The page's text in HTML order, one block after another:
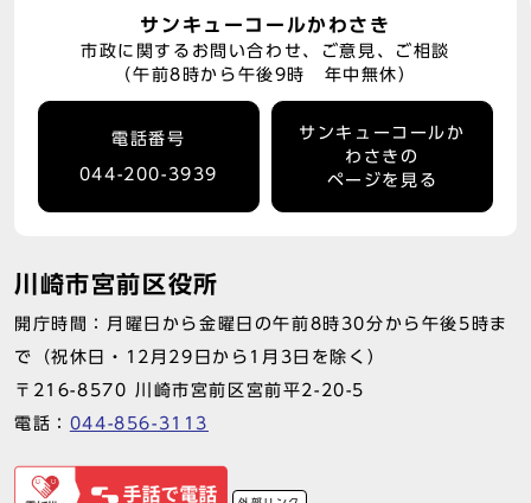
サンキューコールかわさき
市政に関するお問い合わせ、ご意見、ご相談
（午前8時から午後9時 年中無休）
電話番号
044-200-3939
サンキューコールか
わさきの
ページを見る
川崎市宮前区役所
開庁時間：月曜日から金曜日の午前8時30分から午後5時ま
で（祝休日・12月29日から1月3日を除く）
〒216-8570 川崎市宮前区宮前平2-20-5
電話： 044-856-3113